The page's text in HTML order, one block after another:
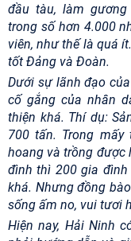
đầu tàu, làm
trong số hơn 4.000
viên, như thế là quá
tốt Đảng và Đoàn.
Dưới sự lãnh đạo
cố gắng của nhân
thiện khá. Thí dụ:
700 tấn. Trong
hoang và trồng được
đình thì 200 gia
khá. Nhưng đồng
sống ấm no, vui tươi
Hiện nay, Hải Ninh